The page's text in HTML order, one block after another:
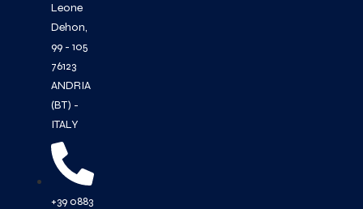
Leone
Dehon,
99 - 105
76123
ANDRIA
(BT) -
ITALY
+39 0883